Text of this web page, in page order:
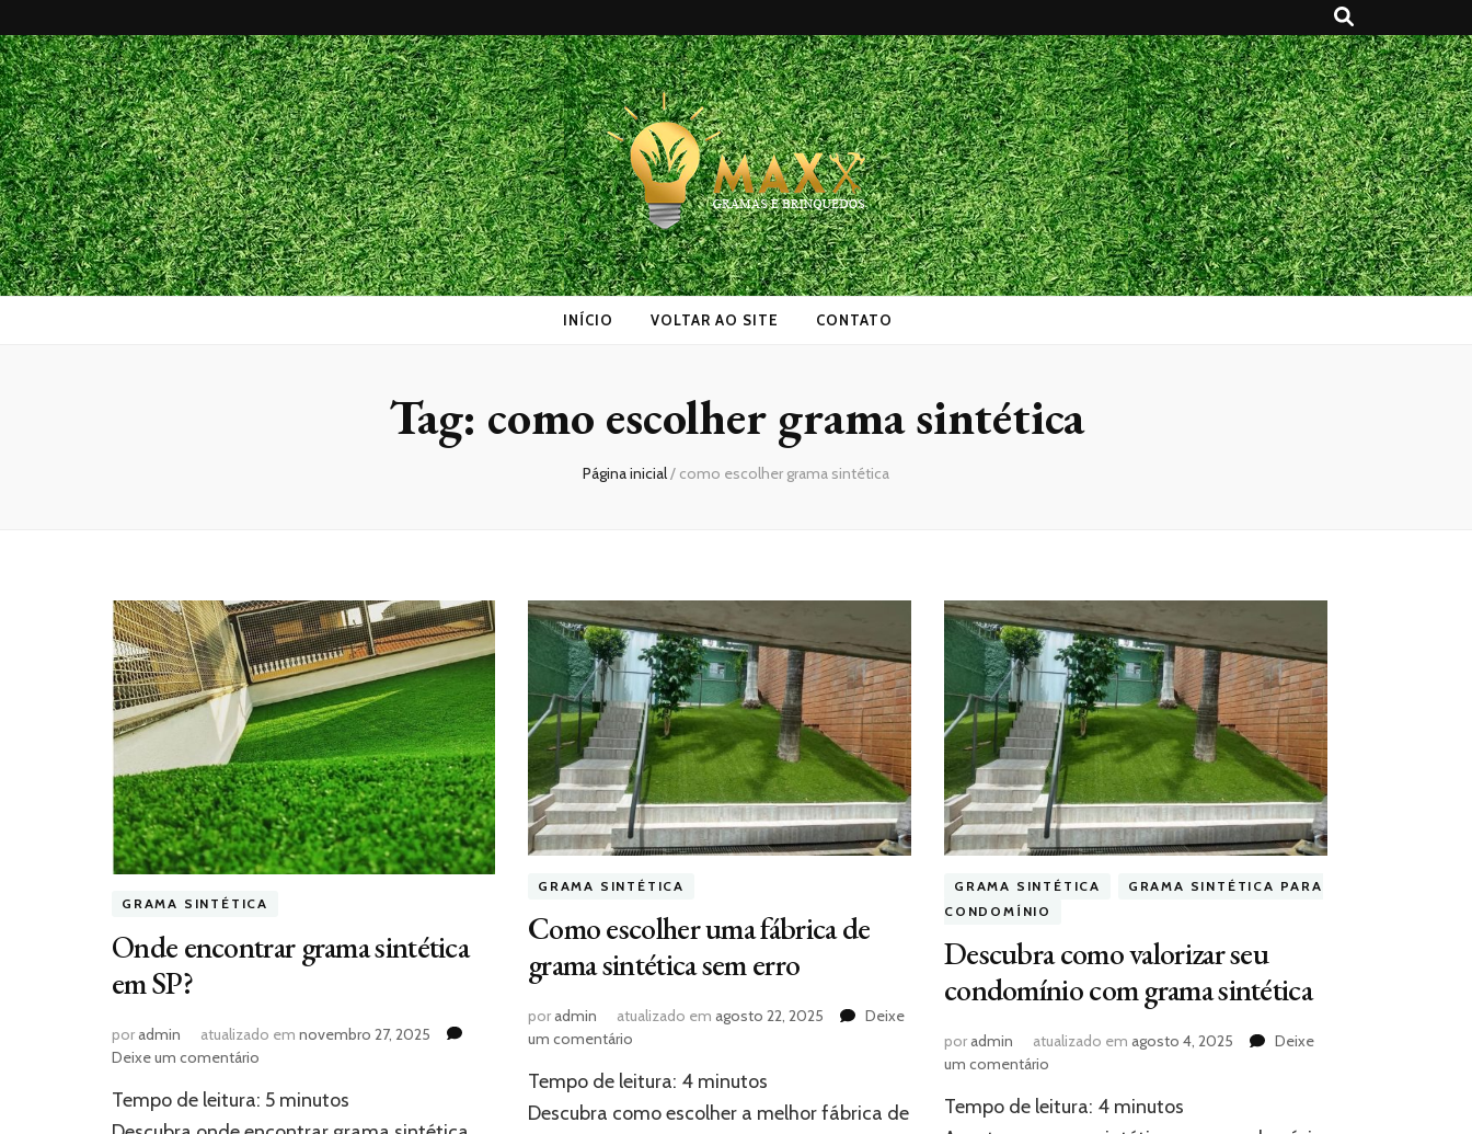
Maxx Gramas
Blog
INÍCIO VOLTAR AO SITE CONTATO
Tag: como escolher grama sintética
Página inicial/ como escolher grama sintética
GRAMA SINTÉTICA
Onde encontrar grama sintética
em SP?
poradmin atualizado em novembro 27, 2025
Deixe um comentário
encontrar
grama
Tempo de leitura: 5 minutos
GRAMA SINTÉTICA
Como escolher uma fábrica de
grama sintética sem erro
poradmin atualizado em agosto 22, 2025
Deixe
um comentárioem
escolher
uma
Tempo de leitura: 4 minutos
Descubra como escolher a melhor fábrica de
GRAMA SINTÉTICA
GRAMA SINTÉTICA PARA
CONDOMÍNIO
Descubra como valorizar seu
condomínio com grama sintética
poradmin atualizado em agosto 4, 2025
Deixe
um comentárioem
como
Tempo de leitura: 4 minutos